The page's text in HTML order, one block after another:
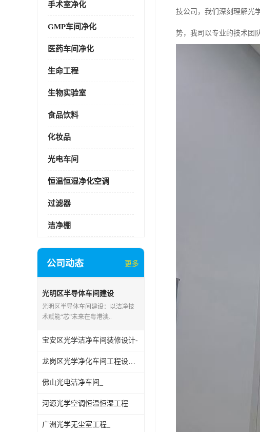
手术室净化
GMP车间净化
医药车间净化
生命工程
生物实验室
食品饮料
化妆品
光电车间
恒温恒湿净化空调
过滤器
洁净棚
公司动态 更多
光明区半导体车间建设
光明区半导体车间建设：以洁净技
术赋能“芯”未来在粤港澳..
宝安区光学洁净车间装修设计-
龙岗区光学净化车间工程设计施工
佛山光电洁净车间_
河源光学空调恒温恒湿工程
广洲光学无尘室工程_
技公司，我们深刻理解光
势，我司以专业的技术团